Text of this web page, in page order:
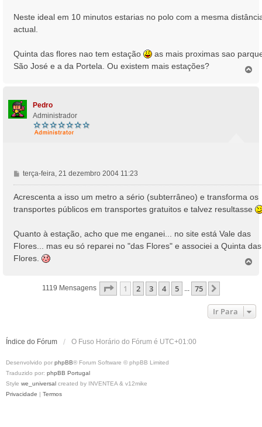
Neste ideal em 10 minutos estarias no polo com a mesma
actual.
Quinta das flores nao tem estação
as mais proximas sao
São José e a da Portela. Ou existem mais estações?
Pedro
Administrador
M
e
n
e
m
terça-feira, 21 dezembro 2004 11:23
Acrescenta a isso um metro a sério (subterrâneo) e transforma os
transportes públicos em transportes gratuitos e talvez resultasse
Quanto à estação, acho que me enganei... no site está Vale das
Flores... mas eu só reparei no "das Flores" e associei a Quinta das
Flores.
1119 Mensagens Página De 75
1 2 3 4 5 ... 75
Ir Para
Índice do Fórum O Fuso Horário do Fórum é UTC+01:00
Desenvolvido por phpBB® Forum Software © phpBB Limited
Traduzido por: phpBB Portugal
Style we_universal created by INVENTEA & v12mike
Privacidade | Termos